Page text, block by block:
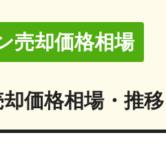
売却価格相場
価格相場・推移